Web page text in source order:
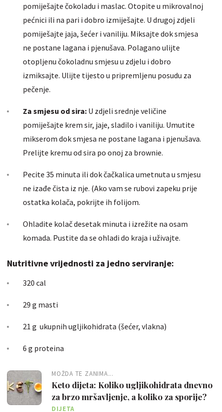
pomiješajte čokoladu i maslac. Otopite u mikrovalnoj
pećnici ili na pari i dobro izmiješajte. U drugoj zdjeli
pomiješajte jaja, šećer i vaniliju. Miksajte dok smjesa
ne postane lagana i pjenušava. Polagano ulijte
otopljenu čokoladnu smjesu u zdjelu i dobro
izmiksajte. Ulijte tijesto u pripremljenu posudu za
pečenje.
Za smjesu od sira: U zdjeli srednje veličine
pomiješajte krem ​​sir, jaje, sladilo i vaniliju. Umutite
mikserom dok smjesa ne postane lagana i pjenušava.
Prelijte kremu od sira po onoj za brownie.
Pecite 35 minuta ili dok čačkalica umetnuta u smjesu
ne izađe čista iz nje. (Ako vam se rubovi zapeku prije
ostatka kolača, pokrijte ih folijom.
Ohladite kolač desetak minuta i izrežite na osam
komada. Pustite da se ohladi do kraja i uživajte.
Nutritivne vrijednosti za jedno serviranje:
320 cal
29 g masti
21 g ukupnih ugljikohidrata (šećer, vlakna)
6 g proteina
MOŽDA TE ZANIMA...
Keto dijeta: Koliko ugljikohidrata dnevno
za brzo mršavljenje, a koliko za sporije?
DIJETA